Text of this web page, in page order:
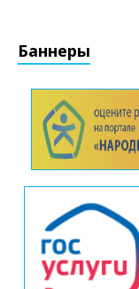
Баннеры